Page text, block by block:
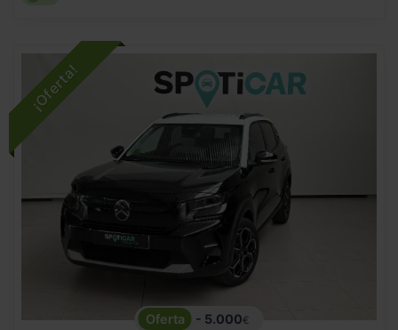
- 5.000€